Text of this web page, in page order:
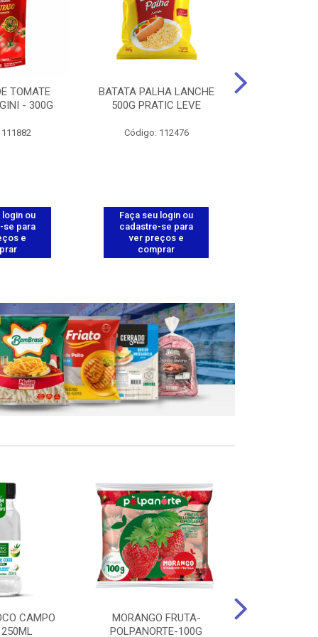
TOMATE
- 300G
login ou
se para
e
BATATA PALHA LANCHE
500G PRATIC LEVE
Código: 112476
Faça seu login ou
cadastre-se para
ver preços e
comprar
CAMPO
MORANGO FRUTA-
POLPANORTE-100G